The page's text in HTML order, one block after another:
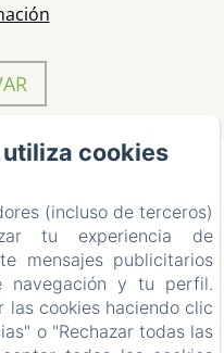
cookies
(incluso de terceros)
tu experiencia de
mensajes publicitarios
navegación y tu perfil.
las cookies haciendo clic
o "Rechazar todas las